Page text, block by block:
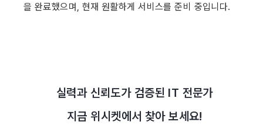
을 완료했으며, 현재 원활하게 서비스를 준비 중입니다.
  실력과 신뢰도가 검증된 IT 전문가